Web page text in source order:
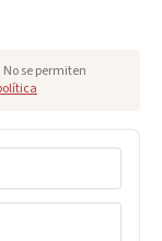
se permiten